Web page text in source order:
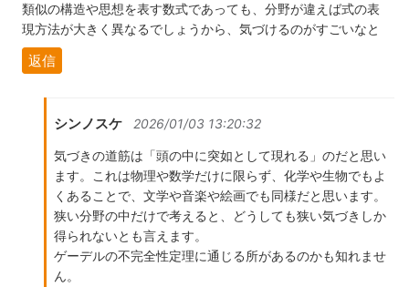
類似の構造や思想を表す数式であっても、分野が違えば式の表
現方法が大きく異なるでしょうから、気づけるのがすごいなと
返信
シンノスケ 2026/01/03 13:20:32
気づきの道筋は「頭の中に突如として現れる」のだと思い
ます。これは物理や数学だけに限らず、化学や生物でもよ
くあることで、文学や音楽や絵画でも同様だと思います。
狭い分野の中だけで考えると、どうしても狭い気づきしか
得られないとも言えます。
ゲーデルの不完全性定理に通じる所があるのかも知れませ
ん。